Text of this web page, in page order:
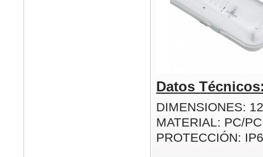
Datos
DIMENSIONES:
MATERIAL: PC/PC
PROTECCIÓN: